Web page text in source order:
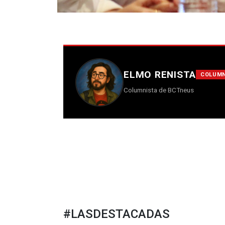
ELMO RENISTA
Columnista de BCTneus
#LASDESTACADAS